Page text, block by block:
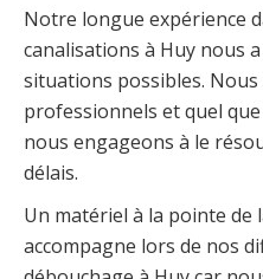
Notre longue expérience
canalisations à Huy nous
situations possibles. Nous
professionnels et quel
nous engageons à le
délais.
Un matériel à la pointe de
accompagne lors de nos